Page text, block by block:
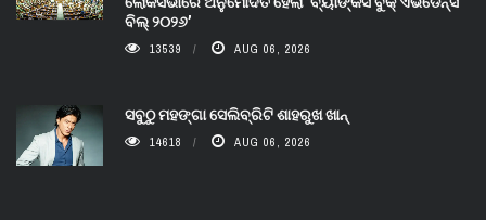
ବିଲ୍ ୨୦୨୬’
13539 AUG 06, 2026
ସବୁଠୁ ମହଙ୍ଗା ସେଲିବ୍ରିଟି ଶାହରୁଖ ଖାନ୍
14618 AUG 06, 2026